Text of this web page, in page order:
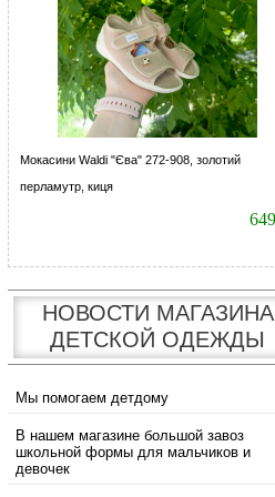
Мокасини Waldi "Єва" 272-908, золотий
перламутр, киця
НОВОСТИ МАГАЗИНА
ДЕТСКОЙ ОДЕЖДЫ
Мы помогаем детдому
В нашем магазине большой завоз
школьной формы для мальчиков и
девочек